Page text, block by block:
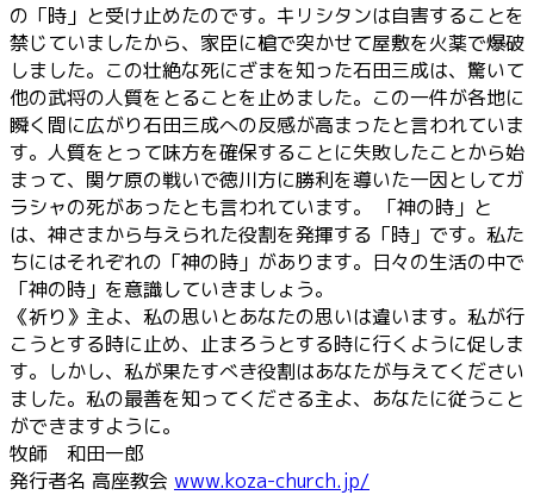
の「時」と受け止めたのです。キリシタンは自害することを
禁じていましたから、家臣に槍で突かせて屋敷を火薬で爆破
しました。この壮絶な死にざまを知った石田三成は、驚いて
他の武将の人質をとることを止めました。この一件が各地に
瞬く間に広がり石田三成への反感が高まったと言われていま
す。人質をとって味方を確保することに失敗したことから始
まって、関ケ原の戦いで徳川方に勝利を導いた一因としてガ
ラシャの死があったとも言われています。 「神の時」と
は、神さまから与えられた役割を発揮する「時」です。私た
ちにはそれぞれの「神の時」があります。日々の生活の中で
「神の時」を意識していきましょう。
《祈り》主よ、私の思いとあなたの思いは違います。私が行
こうとする時に止め、止まろうとする時に行くように促しま
す。しかし、私が果たすべき役割はあなたが与えてください
ました。私の最善を知ってくださる主よ、あなたに従うこと
ができますように。
牧師 和田一郎
発行者名 高座教会 www.koza-church.jp/